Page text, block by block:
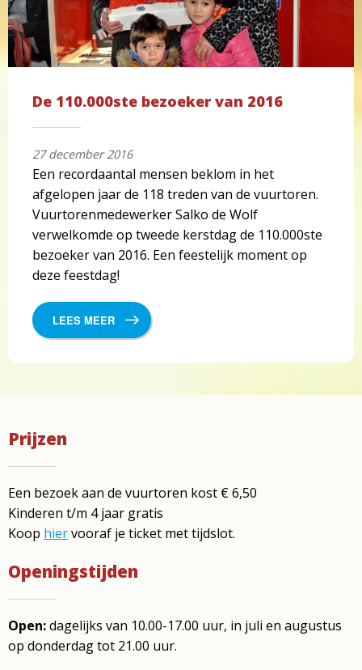
De 110.000ste bezoeker van 2016
27 december 2016
Een recordaantal mensen beklom in het
afgelopen jaar de 118 treden van de vuurtoren.
Vuurtorenmedewerker Salko de Wolf
verwelkomde op tweede kerstdag de 110.000ste
bezoeker van 2016. Een feestelijk moment op
deze feestdag!
LEES MEER
Prijzen
Een bezoek aan de vuurtoren kost € 6,50
Kinderen t/m 4 jaar gratis
Koop hiervooraf je ticket met tijdslot.
Openingstijden
Open:dagelijks van 10.00-17.00 uur, in juli en augustus
op donderdag tot 21.00 uur.